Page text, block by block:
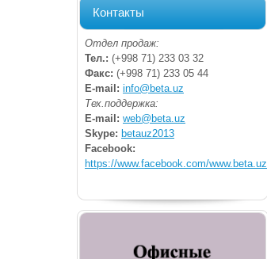
Контакты
Отдел продаж:
Тел.: (+998 71) 233 03 32
Факс: (+998 71) 233 05 44
E-mail: info@beta.uz
Тех.поддержка:
E-mail: web@beta.uz
Skype: betauz2013
Facebook:
https://www.facebook.com/www.beta.uz